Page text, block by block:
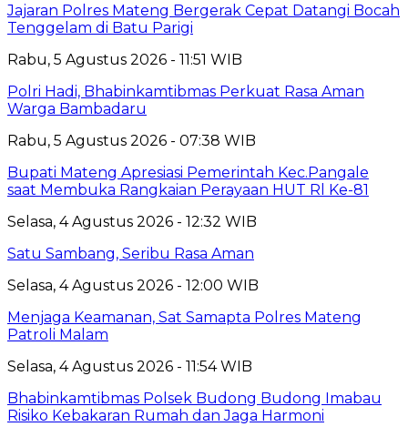
Jajaran Polres Mateng Bergerak Cepat Datangi Bocah
Tenggelam di Batu Parigi
Rabu, 5 Agustus 2026 - 11:51 WIB
Polri Hadi, Bhabinkamtibmas Perkuat Rasa Aman
Warga Bambadaru
Rabu, 5 Agustus 2026 - 07:38 WIB
Bupati Mateng Apresiasi Pemerintah Kec.Pangale
saat Membuka Rangkaian Perayaan HUT Rl Ke-81
Selasa, 4 Agustus 2026 - 12:32 WIB
Satu Sambang, Seribu Rasa Aman
Selasa, 4 Agustus 2026 - 12:00 WIB
Menjaga Keamanan, Sat Samapta Polres Mateng
Patroli Malam
Selasa, 4 Agustus 2026 - 11:54 WIB
Bhabinkamtibmas Polsek Budong Budong Imabau
Risiko Kebakaran Rumah dan Jaga Harmoni